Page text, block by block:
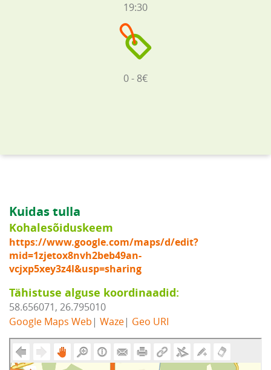
19:30
0 - 8€
Kuidas tulla
Kohalesõiduskeem
https://www.google.com/maps/d/edit?
mid=1zjetox8nvh2beb49an-
vcjxp5xey3z4l&usp=sharing
Tähistuse alguse koordinaadid:
58.656071, 26.795010
Google Maps Web | Waze| Geo URI